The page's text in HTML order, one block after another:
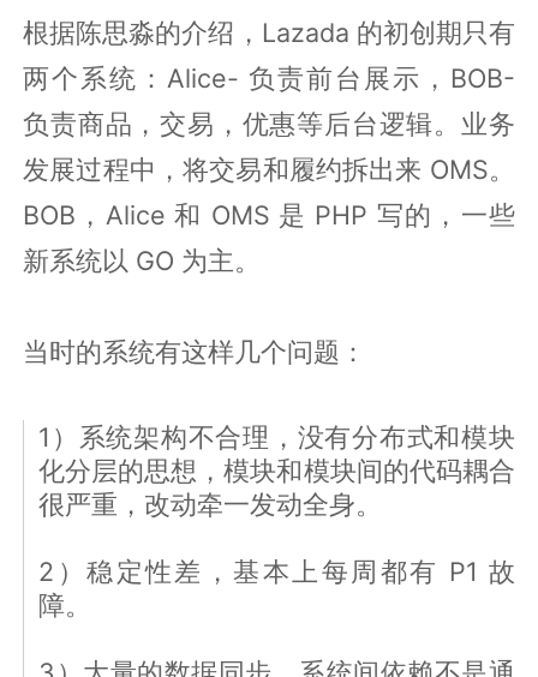
根据陈思淼的介绍，Lazada 的初创期只有
两个系统：Alice- 负责前台展示，BOB-
负责商品，交易，优惠等后台逻辑。业务
发展过程中，将交易和履约拆出来 OMS。
BOB，Alice 和 OMS 是 PHP 写的，一些
新系统以 GO 为主。
当时的系统有这样几个问题：
1）系统架构不合理，没有分布式和模块
化分层的思想，模块和模块间的代码耦合
很严重，改动牵一发动全身。
2）稳定性差，基本上每周都有 P1 故
障。